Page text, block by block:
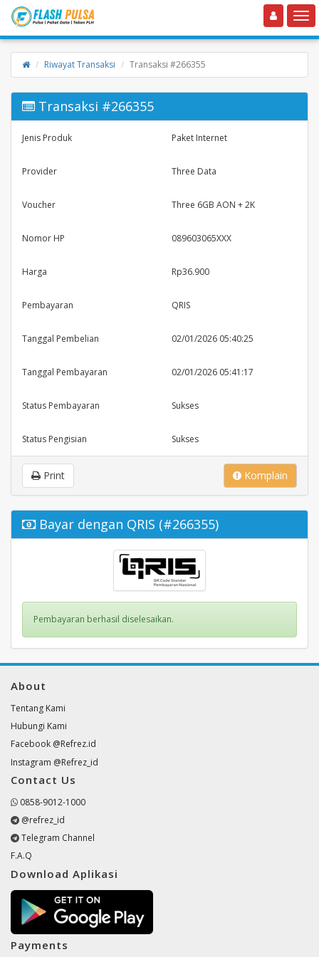
Toggle navigation
Riwayat Transaksi Transaksi #266355
Transaksi #266355
Jenis Produk Paket Internet
Provider Three Data
Voucher Three 6GB AON + 2K
Nomor HP 089603065XXX
Harga Rp36.900
Pembayaran QRIS
Tanggal Pembelian 02/01/2026 05:40:25
Tanggal Pembayaran 02/01/2026 05:41:17
Status Pembayaran Sukses
Status Pengisian Sukses
Komplain
Print
Bayar dengan QRIS (#266355)
Pembayaran berhasil diselesaikan.
About
Tentang Kami
Hubungi Kami
Facebook @Refrez.id
Instagram @Refrez_id
Contact Us
0858-9012-1000
@refrez_id
Telegram Channel
F.A.Q
Download Aplikasi
Payments